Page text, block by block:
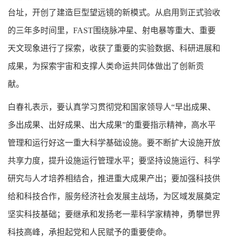
台址，开创了建造巨型望远镜的新模式。从启用到正式验收
的三年多时间里，FAST围绕脉冲星、射电暴等重大、重要
天文现象进行了探索，收获了重要的实验数据、科研进展和
成果，为探索宇宙和支撑人类命运共同体做出了创新贡
献。
白春礼表示，要认真学习贯彻党和国家领导人“早出成果、
多出成果、出好成果、出大成果”的重要指示精神，高水平
管理和运行好这一重大科学基础设施。要不断扩大设施开放
共享力度，提升设施运行管理水平；要坚持设施运行、科学
研究与人才培养相结合，推进重大成果产出；要加强科技供
给和科技合作，服务经济社会发展主战场，为区域发展奠定
坚实科技基础；要继承和发扬老一辈科学家精神，勇攀世界
科技高峰，承担起党和人民赋予的重要使命。